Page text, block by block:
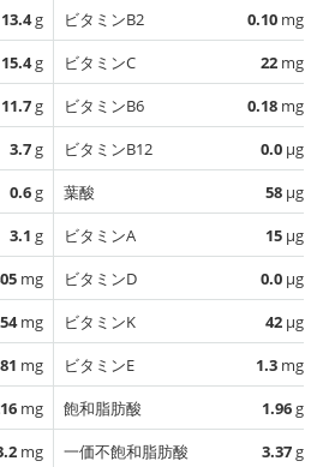
13.4g
15.4g
11.7g
3.7g
0.6g
3.1 g
mg
mg
81 mg
mg
mg
ビタミンB2
0.10 mg
ビタミンC
22 mg
ビタミンB6
0.18 mg
ビタミンB12
0.0 µg
葉酸
58 µg
ビタミンA
15 µg
ビタミンD
0.0 µg
ビタミンK
42 µg
ビタミンE
1.3 mg
飽和脂肪酸
1.96g
一価不飽和脂肪酸
3.37g